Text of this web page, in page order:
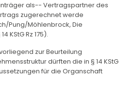
als-- Vertragspartner des
zugerechnet werde
Pung/Möhlenbrock, Die
KStG Rz 175).
zur Beurteilung
dürften die in § 14 KStG
für die Organschaft